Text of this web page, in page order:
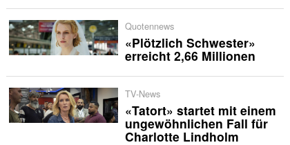
Quotennews
«Plötzlich Schwester»
erreicht 2,66 Millionen
TV-News
«Tatort» startet mit einem
ungewöhnlichen Fall für
Charlotte Lindholm